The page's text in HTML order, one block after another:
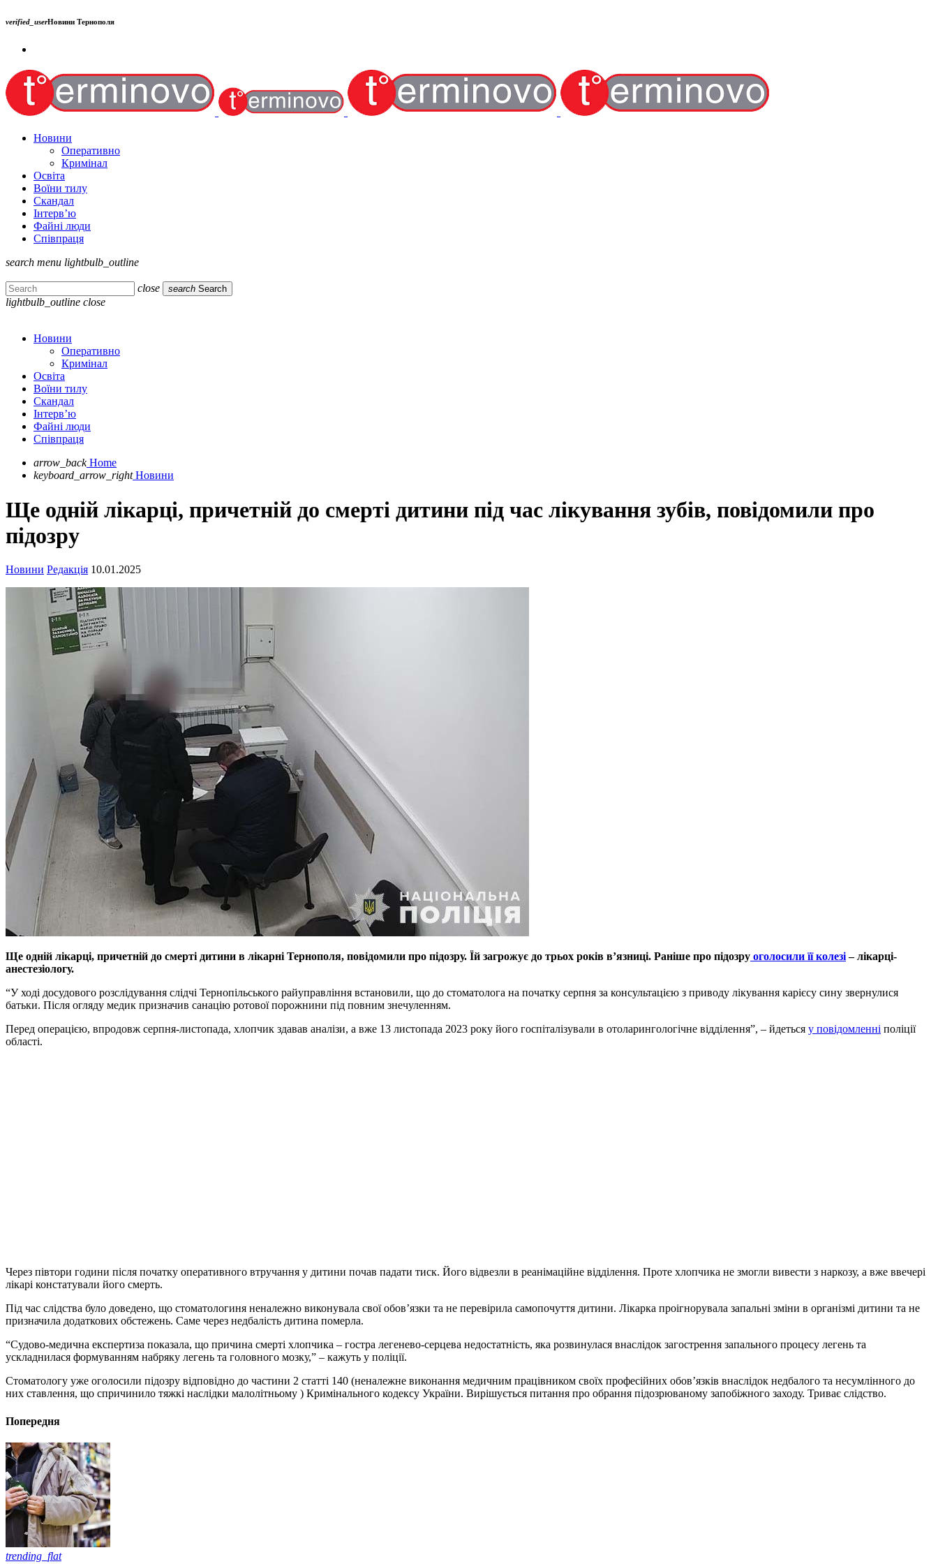
verified_userНовини Тернополя
Новини
Оперативно
Кримінал
Освіта
Воїни тилу
Скандал
Інтерв’ю
Файні люди
Співпраця
search menu lightbulb_outline
close search Search
lightbulb_outline close
Новини
Оперативно
Кримінал
Освіта
Воїни тилу
Скандал
Інтерв’ю
Файні люди
Співпраця
arrow_back Home
keyboard_arrow_right Новини
Ще одній лікарці, причетній до смерті дитини під час лікування зубів, повідомили про
підозру
Новини Редакція 10.01.2025
Ще одній лікарці, причетній до смерті дитини в лікарні Тернополя, повідомили про підозру. Їй загрожує до трьох років в’язниці. Раніше про підозру оголосили її колезі– лікарці-
анестезіологу.
“У ході досудового розслідування слідчі Тернопільського райуправління встановили, що до стоматолога на початку серпня за консультацією з приводу лікування карієсу сину звернулися
батьки. Після огляду медик призначив санацію ротової порожнини під повним знечуленням.
Перед операцією, впродовж серпня-листопада, хлопчик здавав аналізи, а вже 13 листопада 2023 року його госпіталізували в отоларингологічне відділення”, – йдеться у повідомленні поліції
області.
Через півтори години після початку оперативного втручання у дитини почав падати тиск. Його відвезли в реанімаційне відділення. Проте хлопчика не змогли вивести з наркозу, а вже ввечері
лікарі констатували його смерть.
Під час слідства було доведено, що стоматологиня неналежно виконувала свої обов’язки та не перевірила самопочуття дитини. Лікарка проігнорувала запальні зміни в організмі дитини та не
призначила додаткових обстежень. Саме через недбалість дитина померла.
“Судово-медична експертиза показала, що причина смерті хлопчика – гостра легенево-серцева недостатність, яка розвинулася внаслідок загострення запального процесу легень та
ускладнилася формуванням набряку легень та головного мозку,” – кажуть у поліції.
Стоматологу уже оголосили підозру відповідно до частини 2 статті 140 (неналежне виконання медичним працівником своїх професійних обов’язків внаслідок недбалого та несумлінного до
них ставлення, що спричинило тяжкі наслідки малолітньому ) Кримінального кодексу України. Вирішується питання про обрання підозрюваному запобіжного заходу. Триває слідство.
Попередня
trending_flat